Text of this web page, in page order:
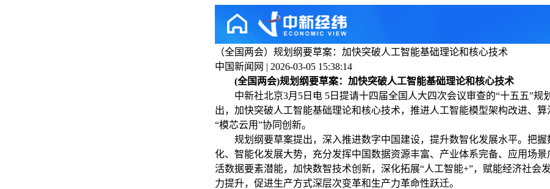
（全国两会）规划纲要草案：加快突破人工智能基础理论和核心技术
中国新闻网 | 2026-03-05 15:38:14
(全国两会)规划纲要草案：加快突破人工智能基础理论和核心技术
中新社北京3月5日电 5日提请十四届全国人大四次会议审查的“十五五”规
出，加快突破人工智能基础理论和核心技术，推进人工智能模型架构改进、算
“模芯云用”协同创新。
规划纲要草案提出，深入推进数字中国建设，提升数智化发展水平。把握
化、智能化发展大势，充分发挥中国数据资源丰富、产业体系完备、应用场景
活数据要素潜能，加快数智技术创新，深化拓展“人工智能+”，赋能经济社会
力提升，促进生产方式深层次变革和生产力革命性跃迁。